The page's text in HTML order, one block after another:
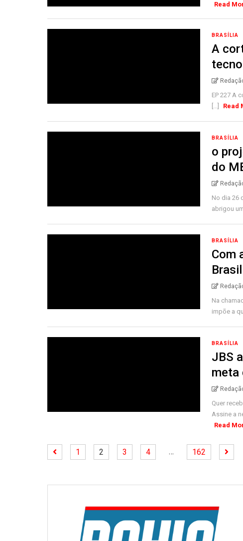
Read
BRASÍLIA
A
EP 227 A
[...]
Read
BRASÍLIA
o
do
No dia 26
abrigou
BRASÍLIA
Com
Na
impõe a
BRASÍLIA
JBS
meta
Quer
Assine a
Read
1 2 3 4 … 162